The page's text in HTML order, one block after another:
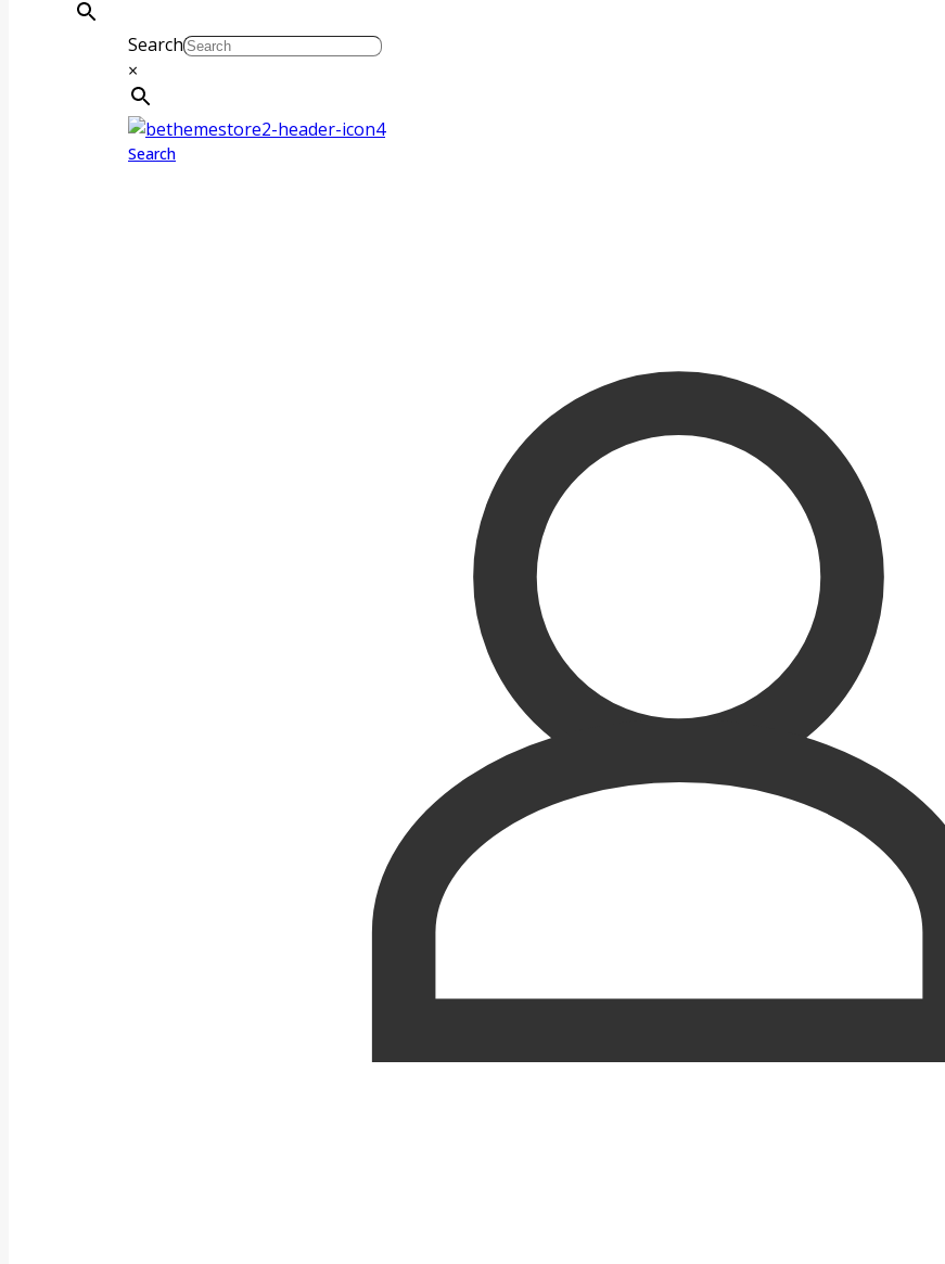
Search
×
Search